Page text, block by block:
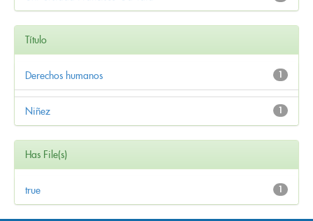
Título
1
Derechos humanos
1
Niñez
Has File(s)
1
true